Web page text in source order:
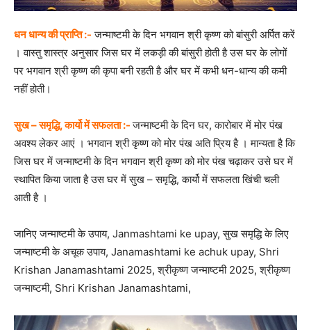
धन धान्य की प्राप्ति :- जन्माष्टमी के दिन भगवान श्री कृष्ण को बांसुरी अर्पित करें
। वास्तु शास्त्र अनुसार जिस घर में लकड़ी की बांसुरी होती है उस घर के लोगों
पर भगवान श्री कृष्ण की कृपा बनी रहती है और घर में कभी धन-धान्य की कमी
नहीं होती।
सुख – समृद्धि, कार्यो में सफलता :-जन्माष्टमी के दिन घर, कारोबार में मोर पंख
अवश्य लेकर आएं । भगवान श्री कृष्ण को मोर पंख अति प्रिय है । मान्यता है कि
जिस घर में जन्माष्टमी के दिन भगवान श्री कृष्ण को मोर पंख चढ़ाकर उसे घर में
स्थापित किया जाता है उस घर में सुख – समृद्धि, कार्यो में सफलता खिंची चली
आती है ।
जानिए जन्माष्टमी के उपाय, Janmashtami ke upay, सुख समृद्धि के लिए
जन्माष्टमी के अचूक उपाय, Janamashtami ke achuk upay, Shri
Krishan Janamashtami 2025, श्रीकृष्ण जन्माष्टमी 2025, श्रीकृष्ण
जन्माष्टमी, Shri Krishan Janamashtami,